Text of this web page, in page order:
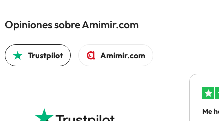
Opiniones sobre Amimir.com
Trustpilot Amimir.com
Me